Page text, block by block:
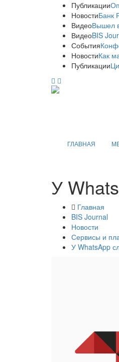
Публикации
НовостиБанк
ВидеоВышел
ВидеоBIS
События
НовостиКак
Публикации
ГЛАВНАЯ
У
Главная
BIS Journal
Новости
Сервисы и
У WhatsApp